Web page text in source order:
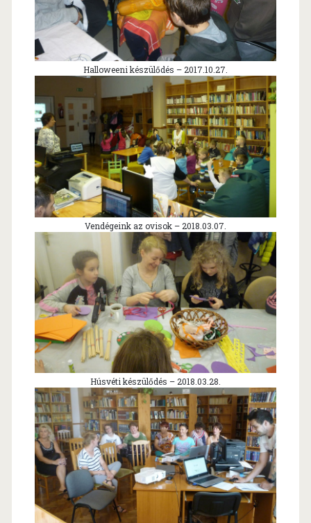
Halloweeni készülődés – 2017.10.27.
Vendégeink az ovisok – 2018.03.07.
Húsvéti készülődés – 2018.03.28.